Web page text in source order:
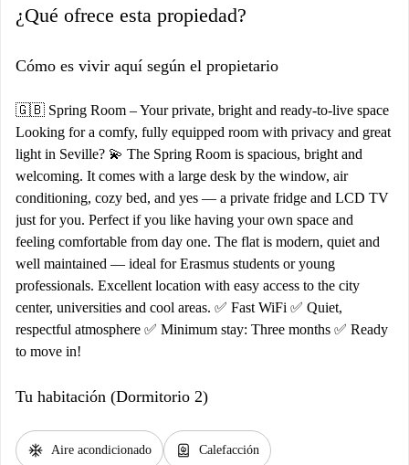
¿Qué ofrece esta propiedad?
Cómo es vivir aquí según el propietario
🇬🇧 Spring Room – Your private, bright and ready-to-live space
Looking for a comfy, fully equipped room with privacy and great
light in Seville? 💫 The Spring Room is spacious, bright and
welcoming. It comes with a large desk by the window, air
conditioning, cozy bed, and yes — a private fridge and LCD TV
just for you. Perfect if you like having your own space and
feeling comfortable from day one. The flat is modern, quiet and
well maintained — ideal for Erasmus students or young
professionals. Excellent location with easy access to the city
center, universities and cool areas. ✅ Fast WiFi ✅ Quiet,
respectful atmosphere ✅ Minimum stay: Three months ✅ Ready
to move in!
Tu habitación (Dormitorio 2)
ac_unit Aire acondicionado water_heater Calefacción